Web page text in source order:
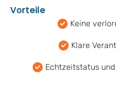
Vorteile
Keine
Klare
Echtzeitstatus